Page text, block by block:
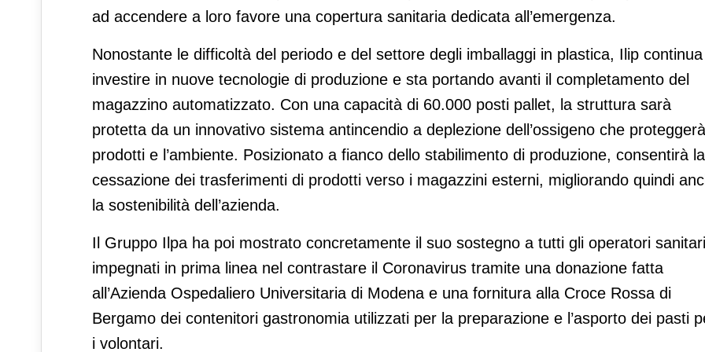
ad accendere a loro favore una copertura sanitaria dedicata all’emergenza.
Nonostante le difficoltà del periodo e del settore degli imballaggi in plastica, Ilip
investire in nuove tecnologie di produzione e sta portando avanti il completamento del
magazzino automatizzato. Con una capacità di 60.000 posti pallet, la struttura sarà
protetta da un innovativo sistema antincendio a deplezione dell’ossigeno che
prodotti e l’ambiente. Posizionato a fianco dello stabilimento di produzione, consentirà la
cessazione dei trasferimenti di prodotti verso i magazzini esterni, migliorando quindi
la sostenibilità dell’azienda.
Il Gruppo Ilpa ha poi mostrato concretamente il suo sostegno a tutti gli operatori sanitari
impegnati in prima linea nel contrastare il Coronavirus tramite una donazione fatta
all’Azienda Ospedaliero Universitaria di Modena e una fornitura alla Croce Rossa di
Bergamo dei contenitori gastronomia utilizzati per la preparazione e l’asporto dei pasti
i volontari.